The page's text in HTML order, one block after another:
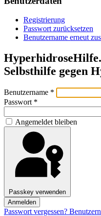
Registrierung
Passwort zurücksetzen
Benutzername erneut
Selbsthilfe gegen
Benutzername *
Passwort *
Angemeldet bleiben
Passkey verwenden
Anmelden
Passwort vergessen?